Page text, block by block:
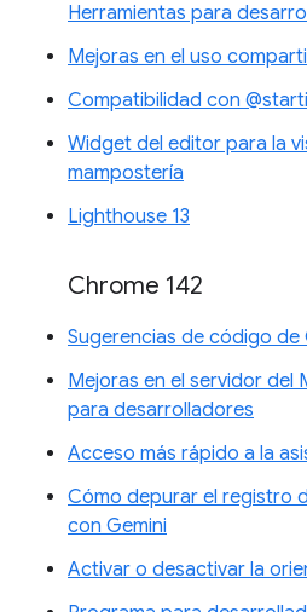
Herramientas para
Mejoras en el uso
Compatibilidad con
Widget del editor para la
mampostería
Lighthouse 13
Chrome 142
Sugerencias de código de
Mejoras en el servidor del
para desarrolladores
Acceso más rápido a la
Cómo depurar el registro
con Gemini
Activar o desactivar la